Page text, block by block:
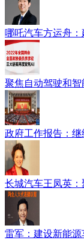
哪吒汽车方运舟
聚焦自动驾驶和
政府工作报告：
长城汽车王凤英
雷军：建设新能